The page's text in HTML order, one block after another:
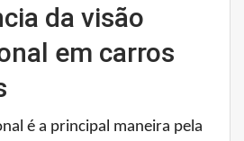
da visão
em carros
é a principal maneira pela